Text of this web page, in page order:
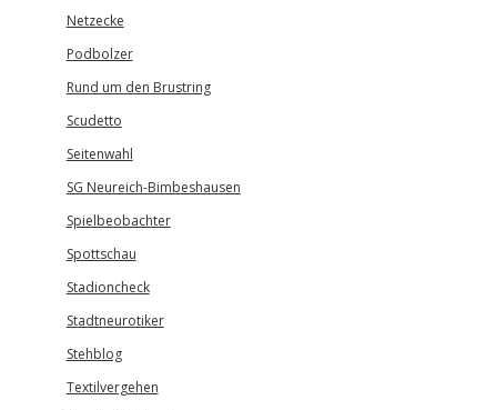
Netzecke
Podbolzer
Rund um den Brustring
Scudetto
Seitenwahl
SG Neureich-Bimbeshausen
Spielbeobachter
Spottschau
Stadioncheck
Stadtneurotiker
Stehblog
Textilvergehen